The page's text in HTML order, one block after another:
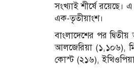
সংখ্যাই শীর্ষে
এক-তৃতীয়াংশ।
বাংলাদেশের পর
আলজেরিয়া (১,১০৬),
কোস্ট (২১৬),